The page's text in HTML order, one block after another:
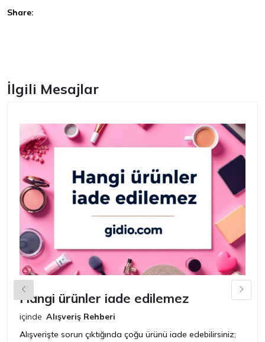
Share:
İlgili Mesajlar
Hangi ürünler iade edilemez
içinde Alışveriş Rehberi
Alışverişte sorun çıktığında çoğu ürünü iade edebilirsiniz;